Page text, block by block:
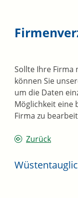
Sollte Ihre Firma
können Sie
um die Daten
Möglichkeit eine
Firma zu
Zurück